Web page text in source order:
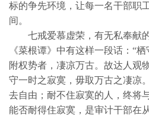
标的争先环境，让每一名干部职
间。
七戒爱慕虚荣，有无私奉献
《菜根谭》中有这样一段话：“
附权势者，凄凉万古。故达人观
守一时之寂寞，毋取万古之凄凉
去自由；耐不住寂寞的人，终将
能否耐得住寂寞，是审计干部在